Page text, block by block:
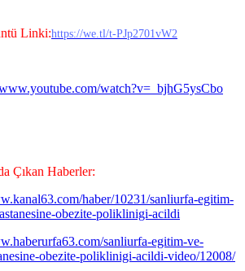
Linki:https://we.tl/t-PJp2701vW2
watch?v=_bjhG5ysCbo
Çıkan Haberler:
haber/10231/sanliurfa-egitim-
obezite-poliklinigi-acildi
sanliurfa-egitim-ve-
obezite-poliklinigi-acildi-video/12008/